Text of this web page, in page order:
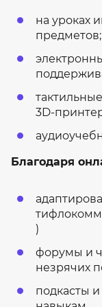
на уроках
предметов;
3D-
Благодаря
)
форумы и
незрячих
подкасты